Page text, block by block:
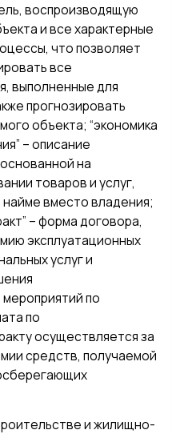
воспроизводящую
и все характерные
что позволяет
все
выполненные для
прогнозировать
объекта; “экономика
– описание
на
товаров и услуг,
вместо владения;
– форма договора,
эксплуатационных
услуг и
по
по
осуществляется за
средств, получаемой
и жилищно-